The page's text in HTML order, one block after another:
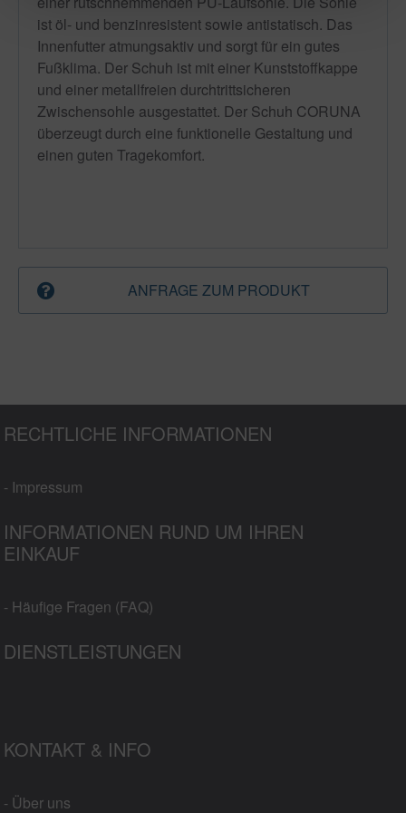
ist öl- und benzinresistent sowie antistatisch. Das
Innenfutter atmungsaktiv und sorgt für ein gutes
Fußklima. Der Schuh ist mit einer Kunststoffkappe
und einer metallfreien durchtrittsicheren
Zwischensohle ausgestattet. Der Schuh CORUNA
überzeugt durch eine funktionelle Gestaltung und
einen guten Tragekomfort.
ANFRAGE ZUM PRODUKT
RECHTLICHE INFORMATIONEN
- Impressum
INFORMATIONEN RUND UM IHREN
EINKAUF
- Häufige Fragen (FAQ)
DIENSTLEISTUNGEN
KONTAKT & INFO
- Über uns